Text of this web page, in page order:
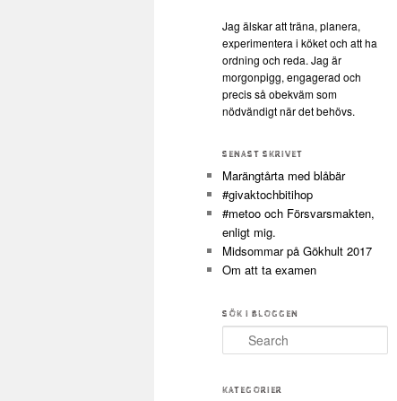
Jag älskar att träna, planera,
experimentera i köket och att ha
ordning och reda. Jag är
morgonpigg, engagerad och
precis så obekväm som
nödvändigt när det behövs.
SENAST SKRIVET
Marängtårta med blåbär
#givaktochbitihop
#metoo och Försvarsmakten,
enligt mig.
Midsommar på Gökhult 2017
Om att ta examen
SÖK I BLOGGEN
Search
KATEGORIER